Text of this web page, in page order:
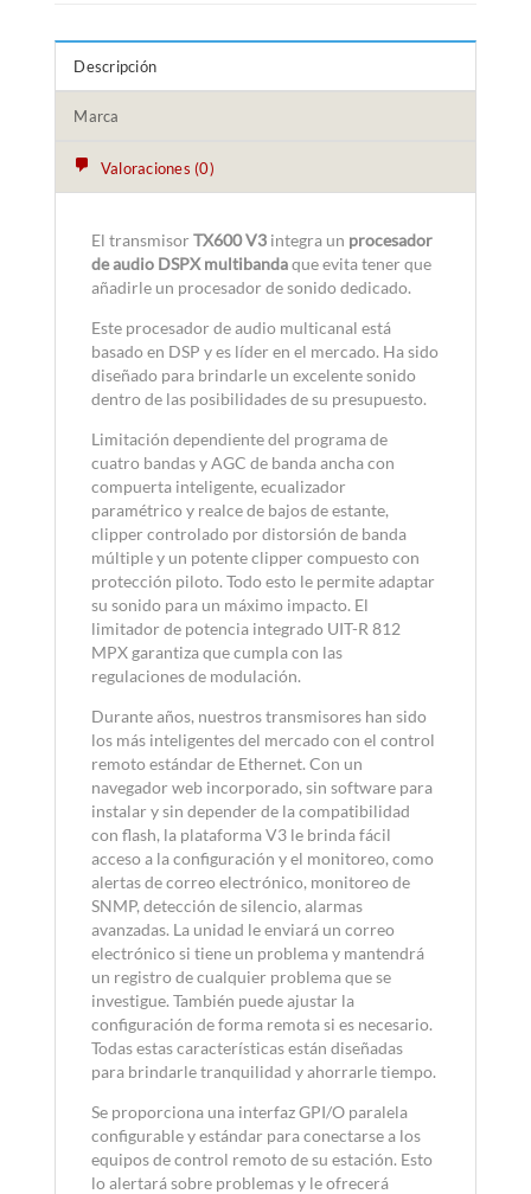
Descripción
Marca
Valoraciones (0)
El transmisorTX600 V3 integra un procesador
de audio DSPX multibandaque evita tener que
añadirle un procesador de sonido dedicado.
Este procesador de audio multicanal está
basado en DSP y es líder en el mercado. Ha sido
diseñado para brindarle un excelente sonido
dentro de las posibilidades de su presupuesto.
Limitación dependiente del programa de
cuatro bandas y AGC de banda ancha con
compuerta inteligente, ecualizador
paramétrico y realce de bajos de estante,
clipper controlado por distorsión de banda
múltiple y un potente clipper compuesto con
protección piloto. Todo esto le permite adaptar
su sonido para un máximo impacto. El
limitador de potencia integrado UIT-R 812
MPX garantiza que cumpla con las
regulaciones de modulación.
Durante años, nuestros transmisores han sido
los más inteligentes del mercado con el control
remoto estándar de Ethernet. Con un
navegador web incorporado, sin software para
instalar y sin depender de la compatibilidad
con flash, la plataforma V3 le brinda fácil
acceso a la configuración y el monitoreo, como
alertas de correo electrónico, monitoreo de
SNMP, detección de silencio, alarmas
avanzadas. La unidad le enviará un correo
electrónico si tiene un problema y mantendrá
un registro de cualquier problema que se
investigue. También puede ajustar la
configuración de forma remota si es necesario.
Todas estas características están diseñadas
para brindarle tranquilidad y ahorrarle tiempo.
Se proporciona una interfaz GPI/O paralela
configurable y estándar para conectarse a los
equipos de control remoto de su estación. Esto
lo alertará sobre problemas y le ofrecerá